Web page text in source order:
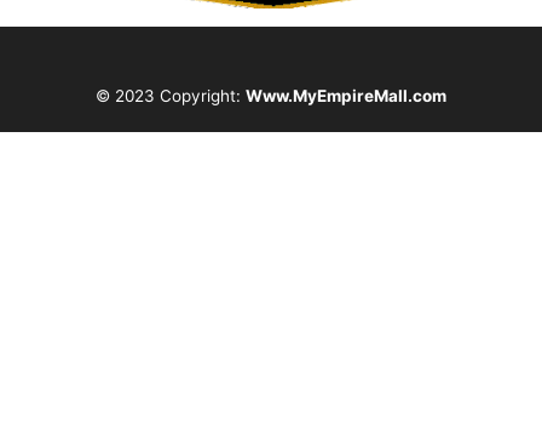
© 2023 Copyright: Www.MyEmpireMall.com